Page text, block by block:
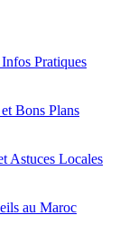
Pratiques
Bons Plans
Astuces Locales
au Maroc